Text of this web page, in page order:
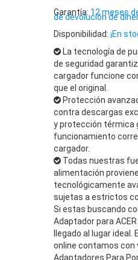
Garantía: 12 meses
de devolución de
Disponibilidad: ¡En
La tecnología de
de seguridad
cargador funcione
que el original.
Protección
contra descargas
y protección térmica
funcionamiento
cargador.
Todas nuestras
alimentación
tecnológicamente
sujetas a estrictos
Si estas buscando
Adaptador para
llegado al lugar
online contamos con
Adaptadores Para